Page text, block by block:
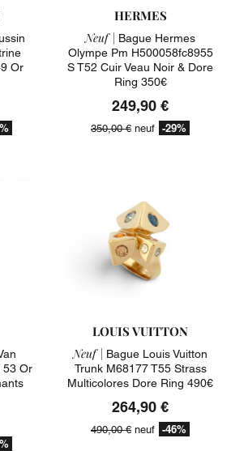
Or
HERMES
Neuf | Bague Hermes
Olympe Pm H500058fc8955
S T52 Cuir Veau Noir & Dore
Ring 350€
249,90 €
350,00 € neuf -29%
53 Or
LOUIS VUITTON
Neuf | Bague Louis Vuitton
Trunk M68177 T55 Strass
Multicolores Dore Ring 490€
264,90 €
490,00 € neuf -46%